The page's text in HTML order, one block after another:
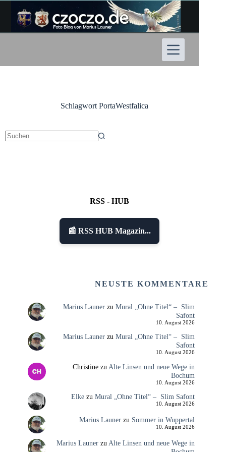
Inhalt
springen
Schlagwort PortaWestfalica
RSS - HUB
📰 RSS HUB Magazin...
NEUSTE KOMMENTARE
Marius Launerzu Mural „Ohne Titel“ – Slim
Safont
10. August 2026
Marius Launerzu Mural „Ohne Titel“ – Slim
Safont
10. August 2026
Christinezu Alte Linsen und neue Wege in
Bochum
10. August 2026
Elkezu Mural „Ohne Titel“ – Slim Safont
10. August 2026
Marius Launerzu Sommer in Wuppertal
10. August 2026
Marius Launerzu Alte Linsen und neue Wege in